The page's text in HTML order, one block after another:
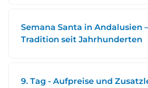
Semana Santa in Andalusien
Tradition seit Jahrhunderten
9. Tag - Aufpreise und